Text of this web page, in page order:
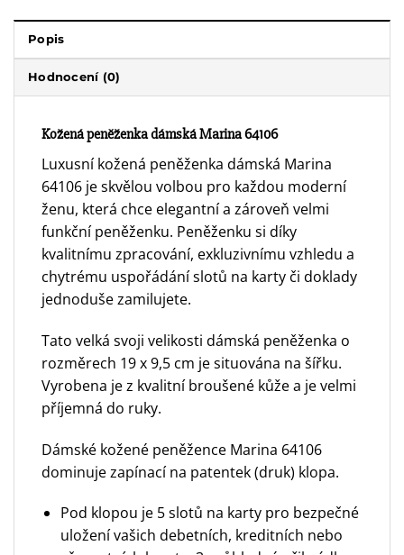
Popis
Hodnocení (0)
Kožená peněženka dámská Marina 64106
Luxusní kožená peněženka dámská Marina
64106 je skvělou volbou pro každou moderní
ženu, která chce elegantní a zároveň velmi
funkční peněženku. Peněženku si díky
kvalitnímu zpracování, exkluzivnímu vzhledu a
chytrému uspořádání slotů na karty či doklady
jednoduše zamilujete.
Tato velká svoji velikosti dámská peněženka o
rozměrech 19 x 9,5 cm je situována na šířku.
Vyrobena je z kvalitní broušené kůže a je velmi
příjemná do ruky.
Dámské kožené peněžence Marina 64106
dominuje zapínací na patentek (druk) klopa.
Pod klopou je 5 slotů na karty pro bezpečné
uložení vašich debetních, kreditních nebo